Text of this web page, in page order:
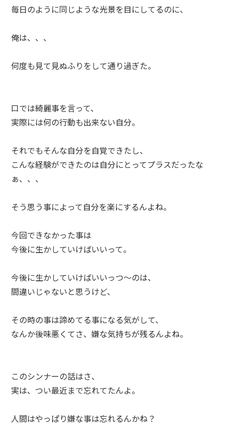
毎日のように同じような光景を目にしてるのに、
俺は、、、
何度も見て見ぬふりをして通り過ぎた。
口では綺麗事を言って、
実際には何の行動も出来ない自分。
それでもそんな自分を自覚できたし、
こんな経験ができたのは自分にとってプラスだったな
ぁ、、、
そう思う事によって自分を楽にするんよね。
今回できなかった事は
今後に生かしていけばいいって。
今後に生かしていけばいいっつ～のは、
間違いじゃないと思うけど、
その時の事は諦めてる事になる気がして、
なんか後味悪くてさ、嫌な気持ちが残るんよね。
このシンナーの話はさ、
実は、つい最近まで忘れてたんよ。
人間はやっぱり嫌な事は忘れるんかね？